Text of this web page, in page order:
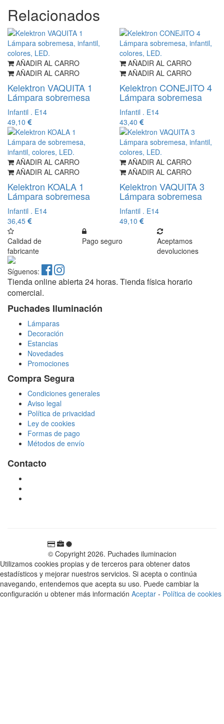
Relacionados
AÑADIR AL CARRO
AÑADIR AL CARRO
Kelektron VAQUITA 1
Lámpara sobremesa
Infantil . E14
49,10
AÑADIR AL CARRO
AÑADIR AL CARRO
Kelektron CONEJITO 4
Lámpara sobremesa
Infantil . E14
43,40
AÑADIR AL CARRO
AÑADIR AL CARRO
Kelektron KOALA 1
Lámpara sobremesa
Infantil . E14
36,45
AÑADIR AL CARRO
AÑADIR AL CARRO
Kelektron VAQUITA 3
Lámpara sobremesa
Infantil . E14
49,10
Calidad de
fabricante
Pago seguro
Aceptamos
devoluciones
Síguenos:
Tienda online abierta 24 horas. Tienda física horario
comercial.
Puchades Iluminación
Lámparas
Decoración
Estancias
Novedades
Promociones
Compra Segura
Condiciones generales
Aviso legal
Política de privacidad
Ley de cookies
Formas de pago
Métodos de envío
Contacto
© Copyright 2026. Puchades iluminacion
Utilizamos cookies propias y de terceros para obtener datos
estadísticos y mejorar nuestros servicios. Si acepta o continúa
navegando, entendemos que acepta su uso. Puede cambiar la
configuración u obtener más información Aceptar - Política de cookies